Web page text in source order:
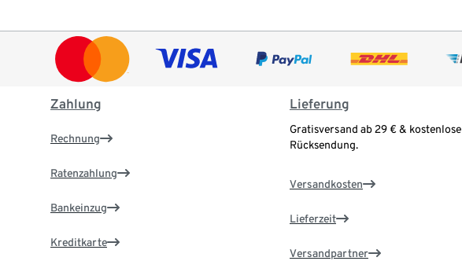
Zahlung
Rechnung
Ratenzahlung
Bankeinzug
Kreditkarte
Lieferung
Gratisversand ab 29 € & kostenlose
Rücksendung.
Versandkosten
Lieferzeit
Versandpartner